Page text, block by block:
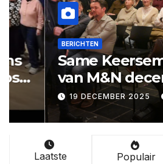
BERICHTEN
Same Keersemes
van M&N
19 DECEMBER 2025
Laatste Populair